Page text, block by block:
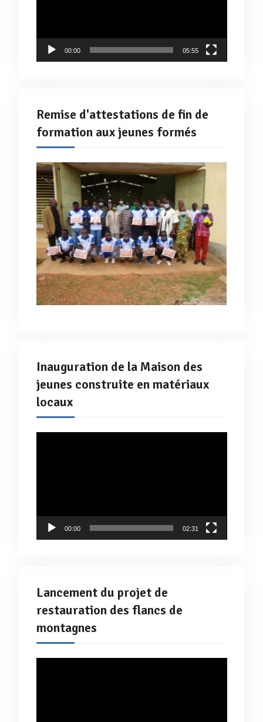
00:00 05:55
Remise d'attestations de fin de
formation aux jeunes formés
Inauguration de la Maison des
jeunes construite en matériaux
locaux
00:00 02:31
Lancement du projet de
restauration des flancs de
montagnes